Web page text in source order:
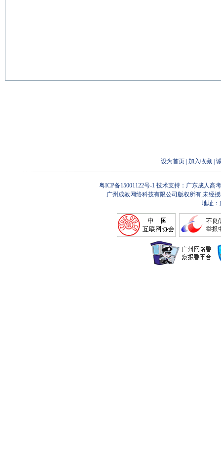
设为首页 加入收藏
粤ICP备15001122号-1 技术支持：广东成人高
广州成教网络科技有限公司版权所有,未经
地址：